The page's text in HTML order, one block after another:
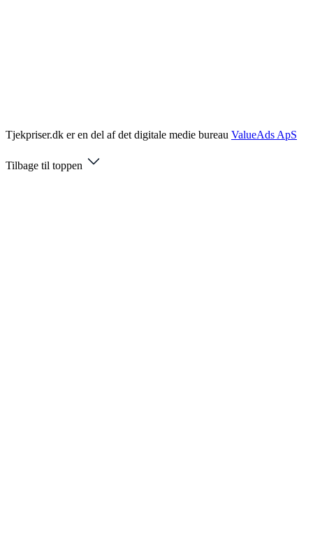
Tjekpriser.dk er en del af det digitale medie bureau ValueAds ApS
Tilbage til toppen